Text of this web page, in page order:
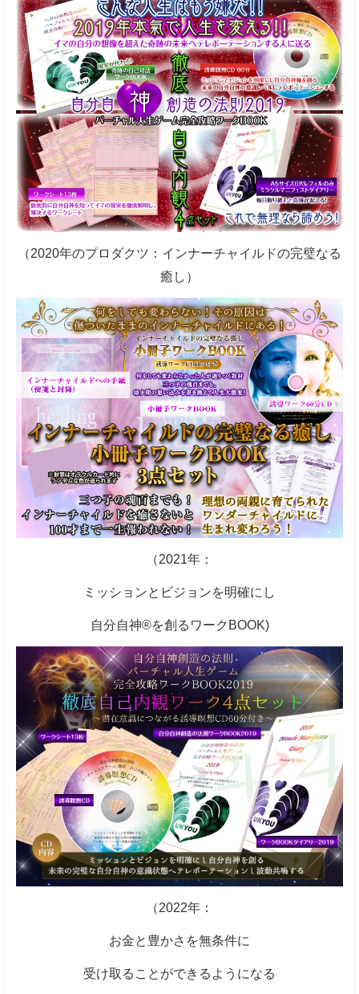
（2020年のプロダクツ：インナーチャイルドの完璧なる
癒し）
（2021年：
ミッションとビジョンを明確にし
自分自神®を創るワークBOOK)
（2022年：
お金と豊かさを無条件に
受け取ることができるようになる